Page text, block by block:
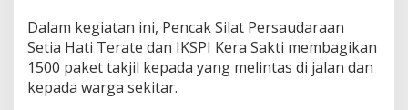
i
y
a
h
,
Dalam kegiatan ini, Pencak Silat Persaudaraan
Setia Hati Terate dan IKSPI Kera Sakti membagikan
1500 paket takjil kepada yang melintas di jalan dan
kepada warga sekitar.